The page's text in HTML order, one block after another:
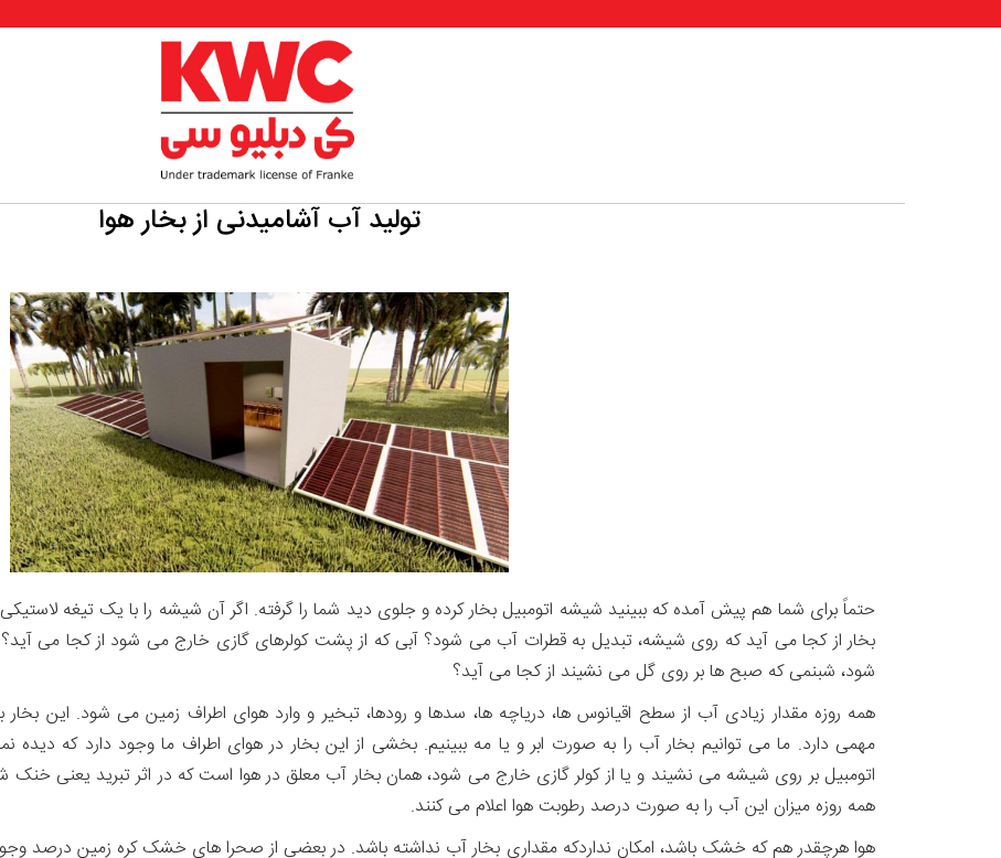
تولید آب آشامیدنی از بخار هوا
حتماً برای شما هم پیش آمده که ببینید شیشه اتومبیل بخار کرده و جلوی دید شما را گرفته. اگر آن شیشه را با یک تیغه
بخار از کجا می آید که روی شیشه، تبدیل به قطرات آب می شود؟ آبی که از پشت کولرهای گازی خارج می شود از کجا می
شود، شبنمی که صبح ها بر روی گل می نشیند از کجا می آید؟
همه روزه مقدار زیادی آب از سطح اقیانوس ها، دریاچه ها، سدها و رودها، تبخیر و وارد هوای اطراف زمین می شود. این
مهمی دارد. ما می توانیم بخار آب را به صورت ابر و یا مه ببینیم. بخشی از این بخار در هوای اطراف ما وجود دارد که دیده
اتومبیل بر روی شیشه می نشیند و یا از کولر گازی خارج می شود، همان بخار آب معلق در هوا است که در اثر تبرید یعنی
همه روزه میزان این آب را به صورت درصد رطوبت هوا اعلام می کنند.
هوا هرچقدر هم که خشک باشد، امکان نداردکه مقداری بخار آب نداشته باشد. در بعضی از صحرا های خشک کره زمین درصد